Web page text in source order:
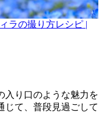
ラの撮り方レシピ |
入り口のような魅力を
じて、普段見過ごして